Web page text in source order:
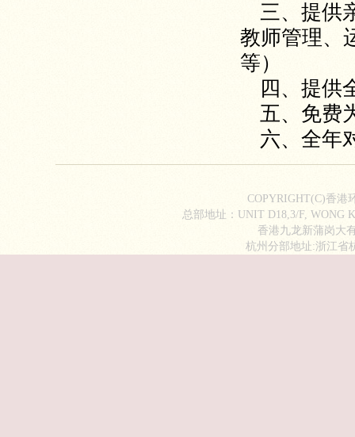
三、提供
教师管理、
等）
四、提供
五、免费
六、全年
COPYRIGHT(C)香港
总部地址：UNIT D18,3/F, WONG
香港九龙新蒲岗大
杭州分部地址:浙江省